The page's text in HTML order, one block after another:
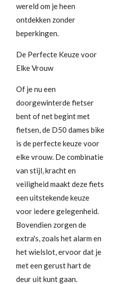
wereld om je heen
ontdekken zonder
beperkingen.
De Perfecte Keuze voor
Elke Vrouw
Of je nu een
doorgewinterde fietser
bent of net begint met
fietsen, de D50 dames bike
is de perfecte keuze voor
elke vrouw. De combinatie
van stijl, kracht en
veiligheid maakt deze fiets
een uitstekende keuze
voor iedere gelegenheid.
Bovendien zorgen de
extra's, zoals het alarm en
het wielslot, ervoor dat je
met een gerust hart de
deur uit kunt gaan.